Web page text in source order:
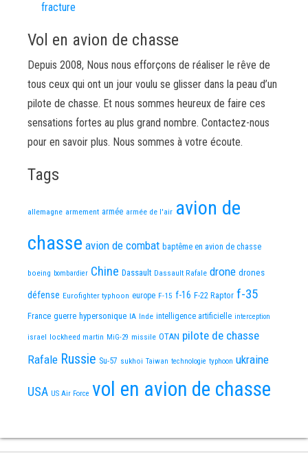
fracture
Vol en avion de chasse
Depuis 2008, Nous nous efforçons de réaliser le rêve de
tous ceux qui ont un jour voulu se glisser dans la peau d’un
pilote de chasse. Et nous sommes heureux de faire ces
sensations fortes au plus grand nombre. Contactez-nous
pour en savoir plus. Nous sommes à votre écoute.
Tags
allemagne armement armée armée de l'air avion de
chasse avion de combat baptême en avion de chasse
boeing bombardier Chine Dassault Dassault Rafale drone drones
défense Eurofighter typhoon europe F-15 f-16 F-22 Raptor f-35
France guerre hypersonique IA Inde intelligence artificielle interception
israel lockheed martin MiG-29 missile OTAN pilote de chasse
Rafale Russie Su-57 sukhoi Taiwan technologie typhoon ukraine
USA US Air Force vol en avion de chasse